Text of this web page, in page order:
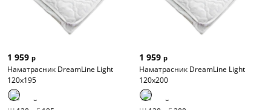
1 959 р
Наматрасник DreamLine Light
120х195
1 959 р
Наматрасник DreamLine Light
120х200